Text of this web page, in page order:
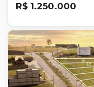
R$ 1.250.000